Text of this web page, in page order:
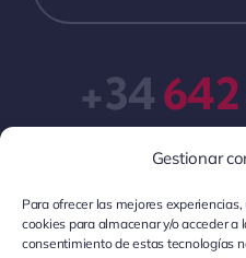
Gestionar
Para ofrecer las mejores
cookies para almacenar y/o acceder a
consentimiento de estas tecnologías
+34